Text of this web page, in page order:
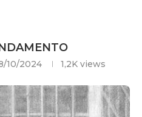
10/2024 1,2K views